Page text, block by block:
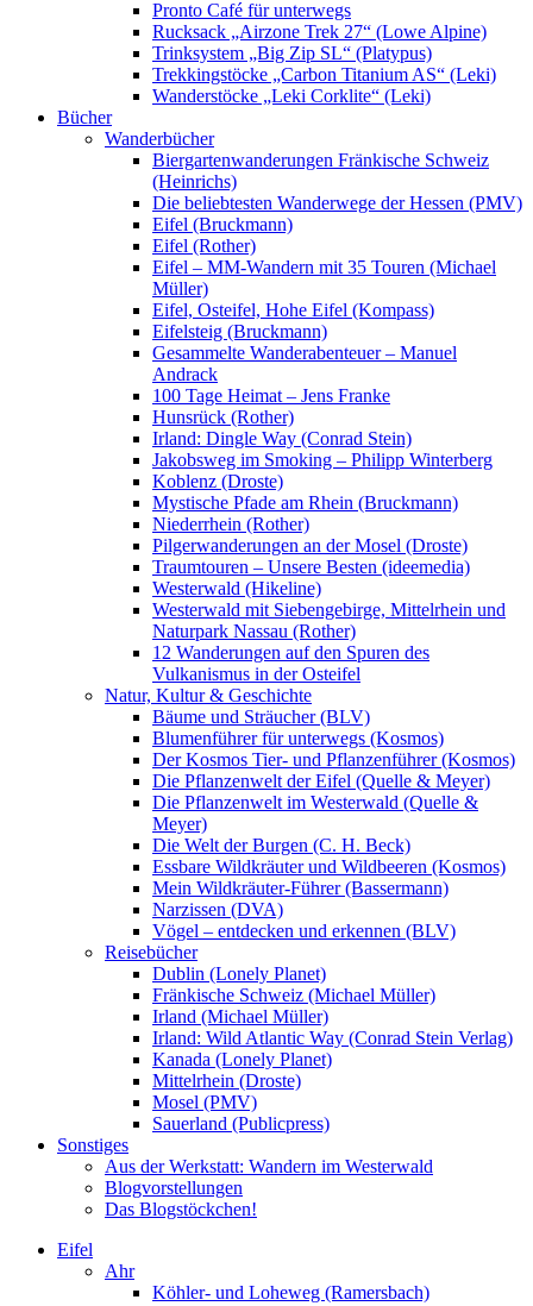
Pronto Café für unterwegs
Rucksack „Airzone Trek 27“ (Lowe Alpine)
Trinksystem „Big Zip SL“ (Platypus)
Trekkingstöcke „Carbon Titanium AS“ (Leki)
Wanderstöcke „Leki Corklite“ (Leki)
Bücher
Wanderbücher
Biergartenwanderungen Fränkische Schweiz
(Heinrichs)
Die beliebtesten Wanderwege der Hessen (PMV)
Eifel (Bruckmann)
Eifel (Rother)
Eifel – MM-Wandern mit 35 Touren (Michael
Müller)
Eifel, Osteifel, Hohe Eifel (Kompass)
Eifelsteig (Bruckmann)
Gesammelte Wanderabenteuer – Manuel
Andrack
100 Tage Heimat – Jens Franke
Hunsrück (Rother)
Irland: Dingle Way (Conrad Stein)
Jakobsweg im Smoking – Philipp Winterberg
Koblenz (Droste)
Mystische Pfade am Rhein (Bruckmann)
Niederrhein (Rother)
Pilgerwanderungen an der Mosel (Droste)
Traumtouren – Unsere Besten (ideemedia)
Westerwald (Hikeline)
Westerwald mit Siebengebirge, Mittelrhein und
Naturpark Nassau (Rother)
12 Wanderungen auf den Spuren des
Vulkanismus in der Osteifel
Natur, Kultur & Geschichte
Bäume und Sträucher (BLV)
Blumenführer für unterwegs (Kosmos)
Der Kosmos Tier- und Pflanzenführer (Kosmos)
Die Pflanzenwelt der Eifel (Quelle & Meyer)
Die Pflanzenwelt im Westerwald (Quelle &
Meyer)
Die Welt der Burgen (C. H. Beck)
Essbare Wildkräuter und Wildbeeren (Kosmos)
Mein Wildkräuter-Führer (Bassermann)
Narzissen (DVA)
Vögel – entdecken und erkennen (BLV)
Reisebücher
Dublin (Lonely Planet)
Fränkische Schweiz (Michael Müller)
Irland (Michael Müller)
Irland: Wild Atlantic Way (Conrad Stein Verlag)
Kanada (Lonely Planet)
Mittelrhein (Droste)
Mosel (PMV)
Sauerland (Publicpress)
Sonstiges
Aus der Werkstatt: Wandern im Westerwald
Blogvorstellungen
Das Blogstöckchen!
Eifel
Ahr
Köhler- und Loheweg (Ramersbach)